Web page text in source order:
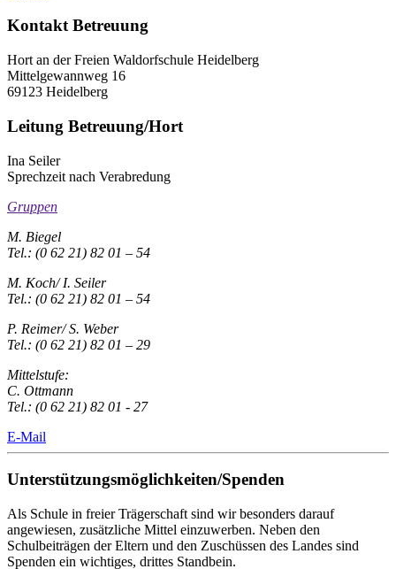
Kontakt Betreuung
Hort an der Freien Waldorfschule Heidelberg
Mittelgewannweg 16
69123 Heidelberg
Leitung Betreuung/Hort
Ina Seiler
Sprechzeit nach Verabredung
Gruppen
M. Biegel
Tel.: (0 62 21) 82 01 – 54
M. Koch/ I. Seiler
Tel.: (0 62 21) 82 01 – 54
P. Reimer/ S. Weber
Tel.: (0 62 21) 82 01 – 29
Mittelstufe:
C. Ottmann
Tel.: (0 62 21) 82 01 - 27
E-Mail
Unterstützungsmöglichkeiten/Spenden
Als Schule in freier Trägerschaft sind wir besonders darauf
angewiesen, zusätzliche Mittel einzuwerben. Neben den
Schulbeiträgen der Eltern und den Zuschüssen des Landes sind
Spenden ein wichtiges, drittes Standbein.